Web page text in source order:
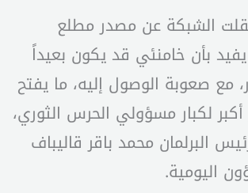
الشبكة عن مصدر مطلع
بأن خامنئي قد يكون بعيداً
مع صعوبة الوصول إليه، ما يفتح
أكبر لكبار مسؤولي الحرس الثوري،
البرلمان محمد باقر قاليباف
اليومية.